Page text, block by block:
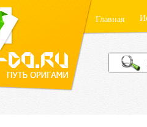
Главная